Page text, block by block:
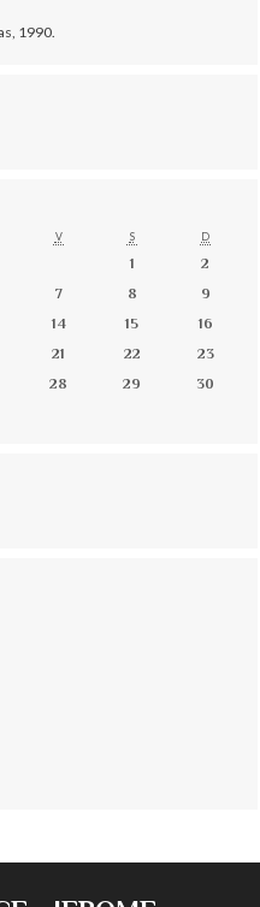
1990.
V S D
1
2
7 8
9
14 15
16
21 22
23
28 29
30